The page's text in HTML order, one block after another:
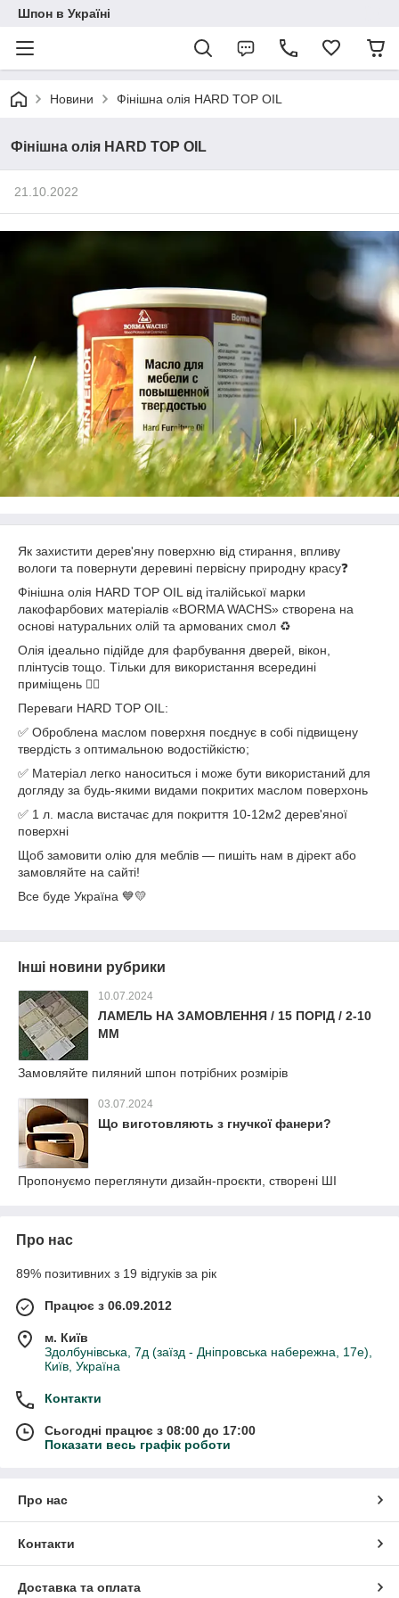
Шпон в Україні
Новини Фінішна олія HARD TOP OIL
Фінішна олія HARD TOP OIL
21.10.2022
Як захистити дерев'яну поверхню від стирання, впливу
вологи та повернути деревині первісну природну красу❓
Фінішна олія HARD TOP OIL від італійської марки
лакофарбових матеріалів «BORMA WACHS» створена на
основі натуральних олій та армованих смол ♻️
Олія ідеально підійде для фарбування дверей, вікон,
плінтусів тощо. Тільки для використання всередині
приміщень ☝🏻
Переваги HARD TOP OIL:
✅ Оброблена маслом поверхня поєднує в собі підвищену
твердість з оптимальною водостійкістю;
✅ Матеріал легко наноситься і може бути використаний для
догляду за будь-якими видами покритих маслом поверхонь
✅ 1 л. масла вистачає для покриття 10-12м2 дерев'яної
поверхні
Щоб замовити олію для меблів — пишіть нам в дірект або
замовляйте на сайті!
Все буде Україна 💙💛
Інші новини рубрики
10.07.2024
ЛАМЕЛЬ НА ЗАМОВЛЕННЯ / 15 ПОРІД / 2-10
ММ
Замовляйте пиляний шпон потрібних розмірів
03.07.2024
Що виготовляють з гнучкої фанери?
Пропонуємо переглянути дизайн-проєкти, створені ШІ
Про нас
89% позитивних з 19 відгуків за рік
Працює з 06.09.2012
м. Київ
Здолбунівська, 7д (заїзд - Дніпровська набережна, 17е),
Київ, Україна
Контакти
Сьогодні працює з 08:00 до 17:00
Показати весь графік роботи
Про нас
Контакти
Доставка та оплата